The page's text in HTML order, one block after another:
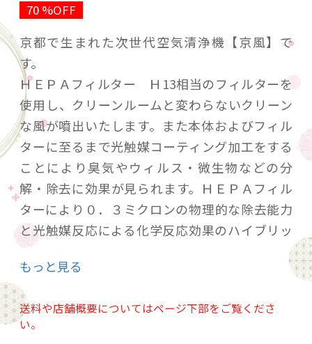
70 %OFF
京都で生まれた次世代空気清浄機【京風】で
す。
ＨＥＰＡフィルター Ｈ13相当のフィルターを
使用し、クリーンルームと変わらないクリーン
な風が噴出いたします。また本体およびフィル
ターに至るまで光触媒コーティング加工をする
ことにより臭気やウィルス・微生物などの分
解・除去に効果が見られます。ＨＥＰＡフィル
ターにより０．３ミクロンの物理的な除去能力
と光触媒反応による化学反応効果のハイブリッ
ド除去により、世界最高レベルの浮遊ウィルス
の不活性化というテスト結果を出すことができ
ました。
今回のモデルは、アーティストとしてご活躍さ
れている阿部 瑞樹様です。
もっと見る
送料や店舗概要についてはページ下部をご覧くださ
い。